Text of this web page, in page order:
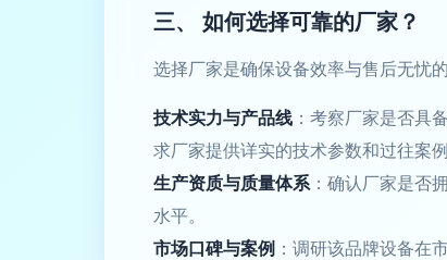
三、 如何选择可靠的厂家？
选择厂家是确保设备效率与售后无忧
技术实力与产品线 ：考察厂家是否具
求厂家提供详实的技术参数和过往案例
生产资质与质量体系：确认厂家是否
水平。
市场口碑与案例 ：调研该品牌设备在